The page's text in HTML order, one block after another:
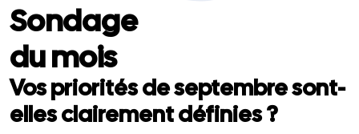
Sondage
du mois
Vos priorités de septembre sont-
elles clairement définies ?